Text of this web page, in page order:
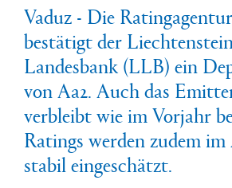
Vaduz - Die
bestätigt der
Landesbank (LLB) ein
von Aa2. Auch das
verbleibt wie im Vorjahr
Ratings werden zudem
stabil eingeschätzt.